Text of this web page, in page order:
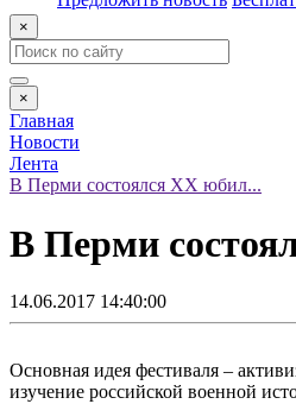
×
×
Главная
Новости
Лента
В Перми состоялся XX юбил...
В Перми
14.06.2017 14:40:00
Основная идея фестиваля –
изучение российской военной